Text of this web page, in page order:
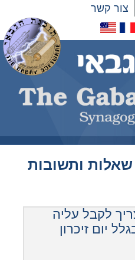
צור קשר
ותשובות
לקבל עליה
יום זיכרון